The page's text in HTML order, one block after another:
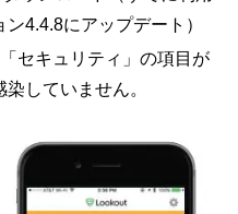
4.4.8にアップデート）
セキュリティ」の項目が
していません。